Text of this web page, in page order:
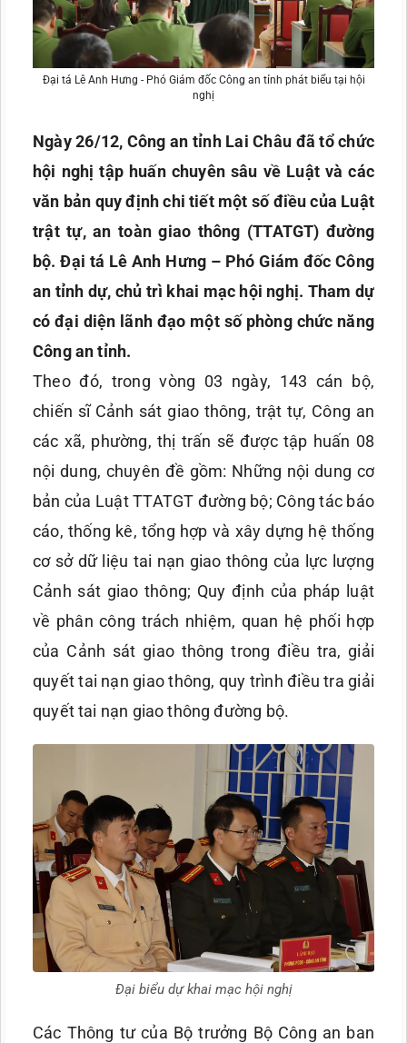
Đại tá Lê Anh Hưng - Phó Giám đốc Công an tỉnh phát biểu tại hội
nghị
Ngày 26/12, Công an tỉnh Lai Châu đã tổ chức
hội nghị tập huấn chuyên sâu về Luật và các
văn bản quy định chi tiết một số điều của Luật
trật tự, an toàn giao thông (TTATGT) đường
bộ. Đại tá Lê Anh Hưng – Phó Giám đốc Công
an tỉnh dự, chủ trì khai mạc hội nghị. Tham dự
có đại diện lãnh đạo một số phòng chức năng
Công an tỉnh.
Theo đó, trong vòng 03 ngày, 143 cán bộ,
chiến sĩ Cảnh sát giao thông, trật tự, Công an
các xã, phường, thị trấn sẽ được tập huấn 08
nội dung, chuyên đề gồm: Những nội dung cơ
bản của Luật TTATGT đường bộ; Công tác báo
cáo, thống kê, tổng hợp và xây dựng hệ thống
cơ sở dữ liệu tai nạn giao thông của lực lượng
Cảnh sát giao thông; Quy định của pháp luật
về phân công trách nhiệm, quan hệ phối hợp
của Cảnh sát giao thông trong điều tra, giải
quyết tai nạn giao thông, quy trình điều tra giải
quyết tai nạn giao thông đường bộ.
Đại biểu dự khai mạc hội nghị
Các Thông tư của Bộ trưởng Bộ Công an ban